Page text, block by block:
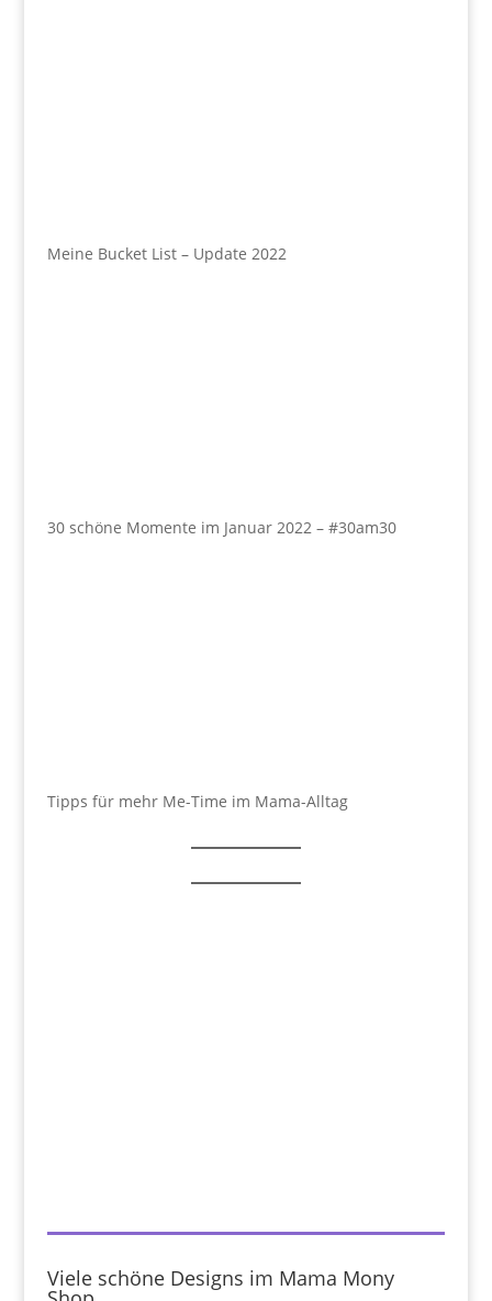
Meine Bucket List – Update 2022
30 schöne Momente im Januar 2022 – #30am30
Tipps für mehr Me-Time im Mama-Alltag
Viele schöne Designs im Mama Mony